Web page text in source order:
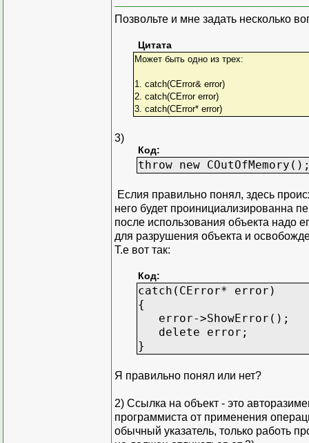
Позвольте и мне задать несколько
Цитата
Может быть одно из трех:
1. catch(CError& error)
2. catch(CError error)
3. catch(CError* error)
3)
Код:
throw new
Еслия правильно понял, здесь
него будет проинициализированна
после использования объекта надо
для разрушения объекта и
Т.е вот так:
Код:
catch(CError* error)
{
error->ShowError();
delete error;
}
Я правильно понял или нет?
2) Ссылка на объект - это
программиста от применения
обычный указатель, только работь